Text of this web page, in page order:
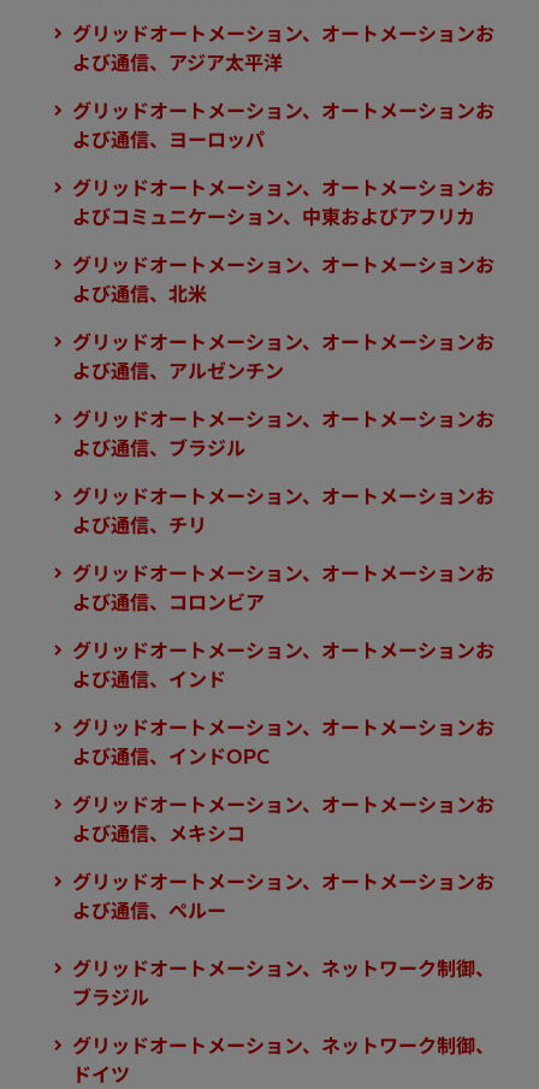
グリッドオートメーション、オートメーションお
よび通信、アジア太平洋
グリッドオートメーション、オートメーションお
よび通信、ヨーロッパ
グリッドオートメーション、オートメーションお
よびコミュニケーション、中東およびアフリカ
グリッドオートメーション、オートメーションお
よび通信、北米
グリッドオートメーション、オートメーションお
よび通信、アルゼンチン
グリッドオートメーション、オートメーションお
よび通信、ブラジル
グリッドオートメーション、オートメーションお
よび通信、チリ
グリッドオートメーション、オートメーションお
よび通信、コロンビア
グリッドオートメーション、オートメーションお
よび通信、インド
グリッドオートメーション、オートメーションお
よび通信、インドOPC
グリッドオートメーション、オートメーションお
よび通信、メキシコ
グリッドオートメーション、オートメーションお
よび通信、ペルー
グリッドオートメーション、ネットワーク制御、
ブラジル
グリッドオートメーション、ネットワーク制御、
ドイツ